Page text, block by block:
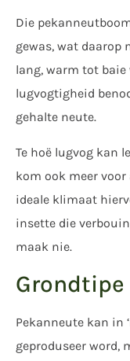
Die
gewas, wat daarop
lang, warm tot baie
lugvogtigheid
gehalte neute.
Te hoë lugvog kan
kom ook meer voor
ideale klimaat
insette die
maak nie.
Grondtipe
Pekanneute kan in
geproduseer word,